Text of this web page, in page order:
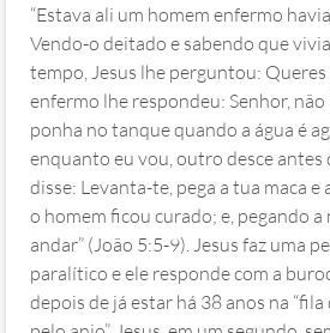
“Estava ali um homem enfermo
Vendo-o deitado e sabendo que
tempo, Jesus lhe perguntou: Queres
enfermo lhe respondeu: Senhor,
ponha no tanque quando a água é
enquanto eu vou, outro desce antes
disse: Levanta-te, pega a tua maca
o homem ficou curado; e, pegando a
andar” (João 5:5‭-‬9). Jesus faz uma
paralítico e ele responde com a
depois de já estar há 38 anos na